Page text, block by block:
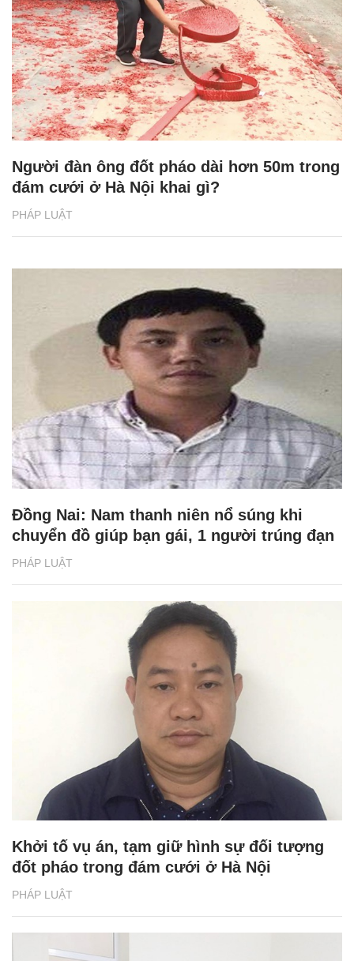
PHÁP LUẬT
Người đàn ông đốt pháo dài hơn 50m trong
đám cưới ở Hà Nội khai gì?
PHÁP LUẬT
Đồng Nai: Nam thanh niên nổ súng khi
chuyển đồ giúp bạn gái, 1 người trúng đạn
PHÁP LUẬT
Khởi tố vụ án, tạm giữ hình sự đối tượng
đốt pháo trong đám cưới ở Hà Nội